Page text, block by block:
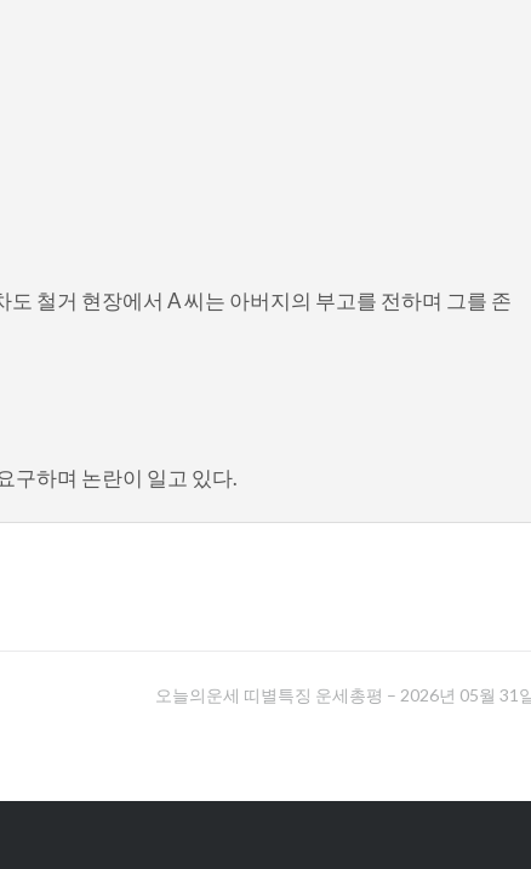
철거 현장에서 A 씨는 아버지의 부고를 전하며 그를 존
구하며 논란이 일고 있다.
오늘의운세 띠별특징 운세총평 – 2026년 05월 31